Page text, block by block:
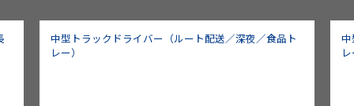
中型トラックドライバー（ルート配送／深夜／食品ト
レー）